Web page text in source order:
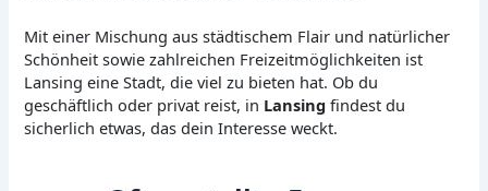
Mit einer Mischung aus städtischem Flair und natürlicher
Schönheit sowie zahlreichen Freizeitmöglichkeiten ist
Lansing eine Stadt, die viel zu bieten hat. Ob du
geschäftlich oder privat reist, in Lansing findest du
sicherlich etwas, das dein Interesse weckt.